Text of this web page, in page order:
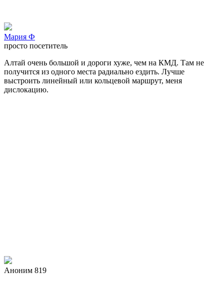
Мария Ф
просто посетитель
Алтай очень большой и дороги хуже, чем на КМД. Там не
получится из одного места радиально ездить. Лучше
выстроить линейный или кольцевой маршрут, меня
дислокацию.
Аноним 819